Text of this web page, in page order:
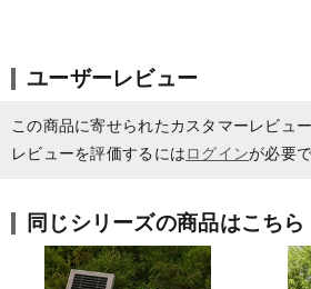
ユーザーレビュー
この商品に寄せられたカスタマーレビュ
レビューを評価するにはログインが必要で
同じシリーズの商品はこちら